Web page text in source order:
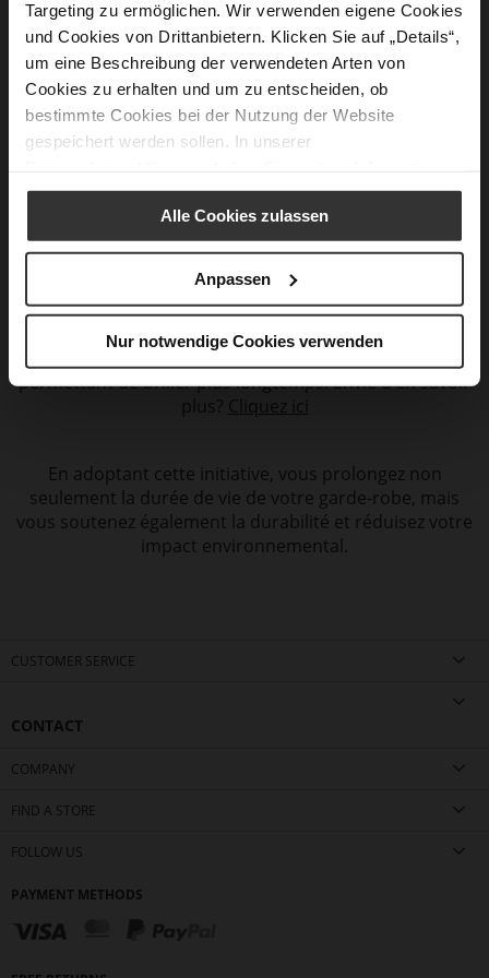
Targeting zu ermöglichen. Wir verwenden eigene Cookies
und Cookies von Drittanbietern. Klicken Sie auf „Details“,
um eine Beschreibung der verwendeten Arten von
Cookies zu erhalten und um zu entscheiden, ob
bestimmte Cookies bei der Nutzung der Website
gespeichert werden sollen. In unserer
Alle Cookies zulassen
Anpassen
Nur notwendige Cookies verwenden
By embracing this initiative, you’re not just extending
the life of your wardrobe, but also promoting
sustainability and minimizing environmental impact.
Conformément à la loi française AGEC (Anti-gaspillage
pour une économie circulaire), nous vous
encourageons à offrir une seconde vie aux chaussures
que vous aimez. Grâce au nouveau Bonus Réparation,
vous pouvez bénéficier d'une aide financière pour
restaurer vos chaussures et textiles hors garantie, leur
permettant de briller plus longtemps. Envie d’en savoir
plus?
Cliquez ici
En adoptant cette initiative, vous prolongez non
seulement la durée de vie de votre garde-robe, mais
vous soutenez également la durabilité et réduisez votre
impact environnemental.
CUSTOMER SERVICE
CONTACT
COMPANY
FIND A STORE
FOLLOW US
PAYMENT METHODS